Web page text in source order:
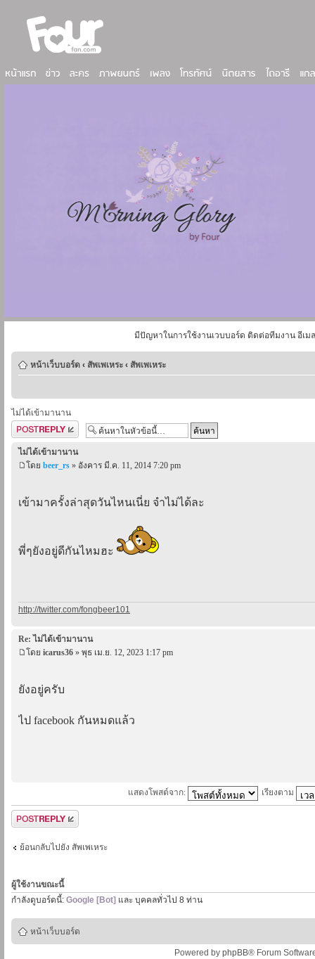
มีปัญหาในการใช้งานเวบบอร์ด ติดต่อทีมงาน อีเม
หน้าเว็บบอร์ด ‹ สัพเพเหระ ‹ สัพเพเหระ
ไม่ได้เข้ามานาน
ตอบกระทู้
ไม่ได้เข้ามานาน
โดย beer_rs » อังคาร มี.ค. 11, 2014 7:20 pm
เข้ามาครั้งล่าสุดวันไหนเนี่ย จำไม่ได้ละ
พี่ๆยังอยู่ดีกันไหมฮะ
http://twitter.com/fongbeer101
Re: ไม่ได้เข้ามานาน
โดย icarus36 » พุธ เม.ย. 12, 2023 1:17 pm
ยังอยู่ครับ
ไป facebook กันหมดแล้ว
แสดงโพสต์จาก: เรียงตาม
ตอบกระทู้
ย้อนกลับไปยัง สัพเพเหระ
ผู้ใช้งานขณะนี้
กำลังดูบอร์ดนี้: Google [Bot] และ บุคคลทั่วไป 8 ท่าน
หน้าเว็บบอร์ด
Powered by phpBB® Forum